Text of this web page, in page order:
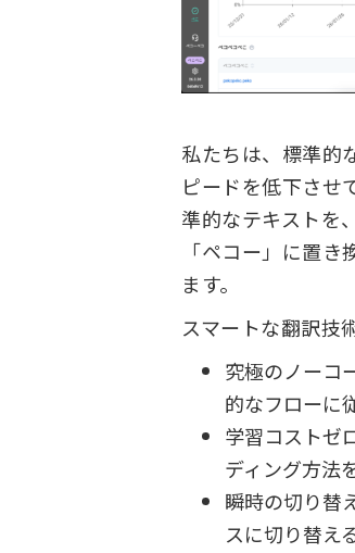
私たちは、標準的
ピードを低下させ
準的なテキストを
「ペコー」に置
ます。
スマートな翻訳技
究極のノーコ
的なフローに
学習コストゼ
ディング方法
瞬時の切り替
スに切り替え